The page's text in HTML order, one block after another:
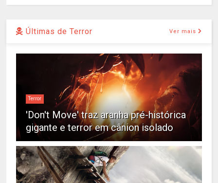
Últimas de Terror Ver mais
Terror
'Don't Move' traz aranha pré-histórica
gigante e terror em cânion isolado